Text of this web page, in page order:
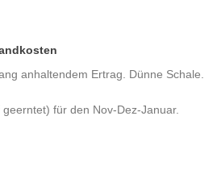
anhaltendem Ertrag. Dünne Schale.
für den Nov-Dez-Januar.